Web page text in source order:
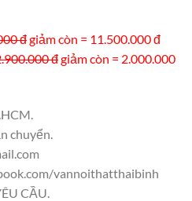
đgiảm còn = 11.500.000 đ
đgiảm còn = 2.000.000
chuyển.
vannoithatthaibinh
CẦU.